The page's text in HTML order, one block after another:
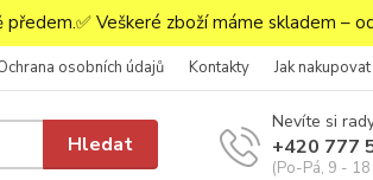
Veškeré zboží máme skladem –
osobních údajů Kontakty Jak nakupovat
Hledat
Nevíte si
+420 777
(Po-Pá, 9 -